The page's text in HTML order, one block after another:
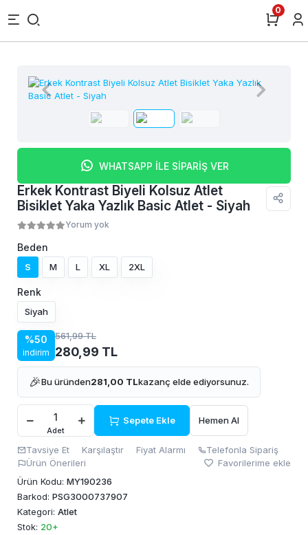
0
WHATSAPP İLE SİPARİŞ VER
Erkek Kontrast Biyeli Kolsuz Atlet
Bisiklet Yaka Yazlık Basic Atlet - Siyah
Yorum yok
Beden
S M L XL 2XL
Renk
Siyah
%50
indirim
561,99 TL
280,99 TL
🎉Bu üründen281,00 TLkazanç elde ediyorsunuz.
Adet
Sepete Ekle Hemen Al
Tavsiye Et Karşılaştır Fiyat Alarmı
Telefonla Sipariş
Ürün Önerileri
Favorilerime ekle
Ürün Kodu: MY190236
Barkod: PSG3000737907
Kategori: Atlet
Stok: 20+